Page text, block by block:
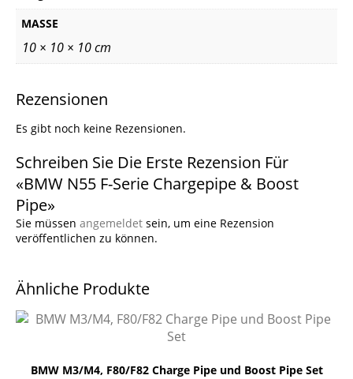
MASSE
10 × 10 × 10 cm
Rezensionen
Es gibt noch keine Rezensionen.
Schreiben Sie Die Erste Rezension Für
«BMW N55 F-Serie Chargepipe & Boost
Pipe»
Sie müssen angemeldet sein, um eine Rezension
veröffentlichen zu können.
Ähnliche Produkte
BMW M3/M4, F80/F82 Charge Pipe und Boost Pipe Set